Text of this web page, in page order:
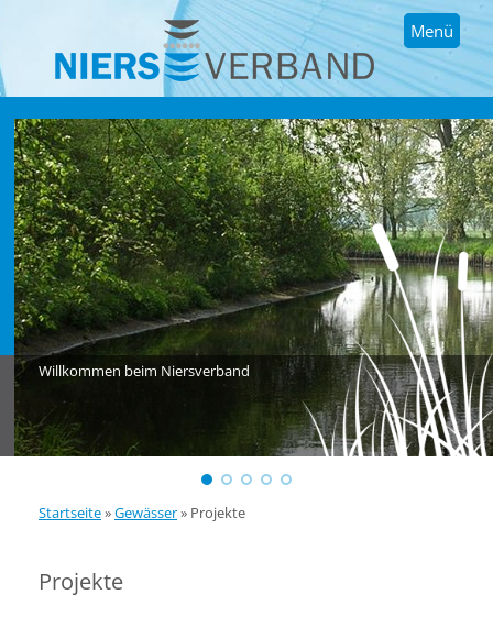
Menü
Willkommen beim Niersverband
Startseite»Gewässer» Projekte
Projekte